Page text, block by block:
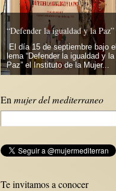
“Defender la igualdad y la Paz”
El día 15 de septiembre bajo el
lema “Defender la igualdad y la
Paz” el Instituto de la Mujer...
En mujer del mediterraneo
Te invitamos a conocer